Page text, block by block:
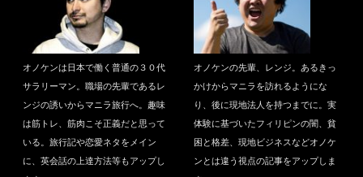
オノケンは日本で働く普通の３０代
サラリーマン。職場の先輩であるレ
ンジの誘いからマニラ旅行へ。趣味
は筋トレ、筋肉こそ正義だと思って
いる。旅行記や恋愛ネタをメイン
に、英会話の上達方法等もアップし
オノケンの先輩、レンジ。あるきっ
かけからマニラを訪れるようにな
り、後に現地法人を持つまでに。実
体験に基づいたフィリピンの闇、貧
困と格差、現地ビジネスなどオノケ
ンとは違う視点の記事をアップしま